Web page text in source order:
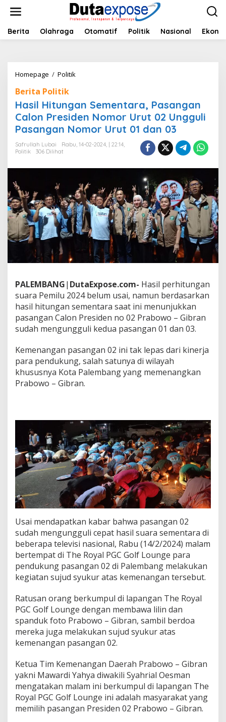
t
Berita Olahraga Otomatif Politik Nasional
Homepage / Politik
i
l
H
i
u
n
S
e
m
e
n
a
P
a
s
a
n
g
n
C
a
o
e
i
d
e
n
N
o
m
o
r
U
u
t
0
2
U
n
g
u
l
i
P
a
a
n
g
a
n
N
Berita Politik
Hasil Hitungan Sementara, Pasangan
Calon Presiden Nomor Urut 02 Ungguli
Pasangan Nomor Urut 01 dan 03
Safrullah Lubai
Rabu, 14-02-2024, | 22:14,
Politik
306 Dilihat
PALEMBANG| DutaExpose.com- Hasil perhitungan
suara Pemilu 2024 belum usai, namun berdasarkan
hasil hitungan sementara saat ini menunjukkan
pasangan Calon Presiden no 02 Prabowo – Gibran
sudah mengungguli kedua pasangan 01 dan 03.
Kemenangan pasangan 02 ini tak lepas dari kinerja
para pendukung, salah satunya di wilayah
khususnya Kota Palembang yang memenangkan
Prabowo – Gibran.
Usai mendapatkan kabar bahwa pasangan 02
sudah mengungguli cepat hasil suara sementara di
beberapa televisi nasional, Rabu (14/2/2024) malam
bertempat di The Royal PGC Golf Lounge para
pendukung pasangan 02 di Palembang melakukan
kegiatan sujud syukur atas kemenangan tersebut.
Ratusan orang berkumpul di lapangan The Royal
PGC Golf Lounge dengan membawa lilin dan
spanduk foto Prabowo – Gibran, sambil berdoa
mereka juga melakukan sujud syukur atas
kemenangan pasangan 02.
Ketua Tim Kemenangan Daerah Prabowo – Gibran
yakni Mawardi Yahya diwakili Syahrial Oesman
mengatakan malam ini berkumpul di lapangan The
Royal PGC Golf Lounge ini adalah masyarakat yang
memilih pasangan Presiden 02 Prabowo – Gibran.